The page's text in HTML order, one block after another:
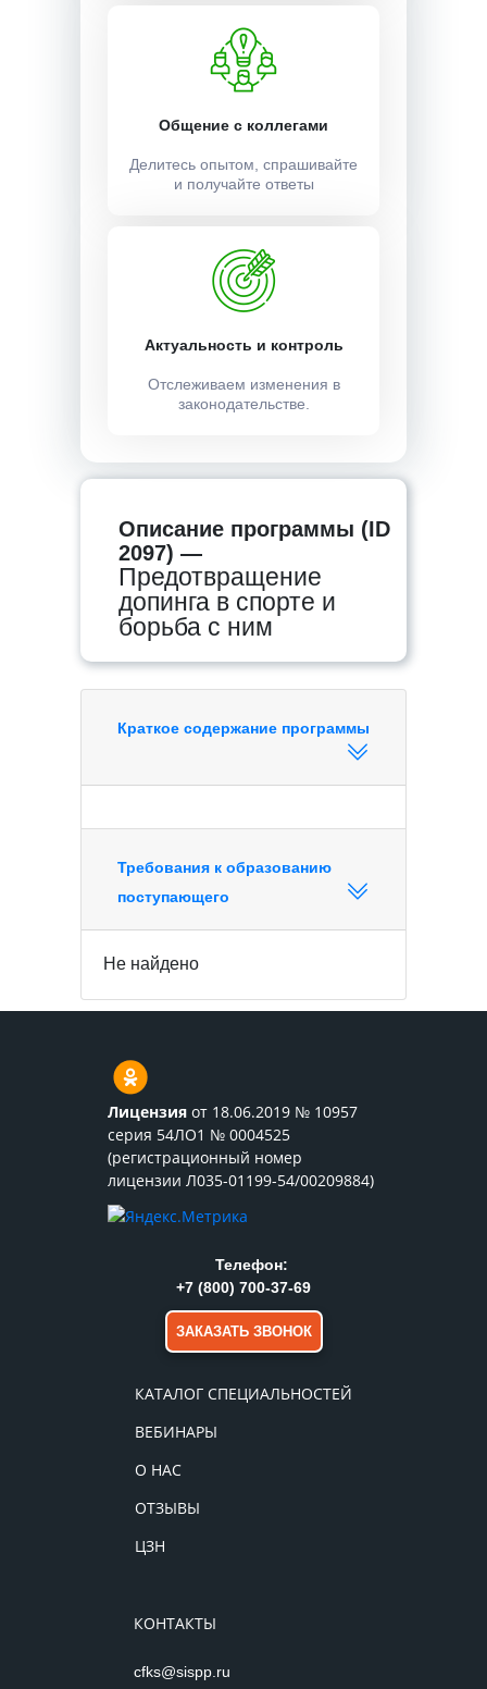
Общение с коллегами
Делитесь опытом, спрашивайте
и получайте ответы
Актуальность и контроль
Отслеживаем изменения в
законодательстве.
Описание программы (ID
2097) —
Предотвращение
допинга в спорте и
борьба с ним
Краткое содержание программы
Требования к образованию
поступающего
Не найдено
Лицензия от 18.06.2019 № 10957
серия 54ЛО1 № 0004525
(регистрационный номер
лицензии Л035-01199-54/00209884)
КАТАЛОГ СПЕЦИАЛЬНОСТЕЙ
ВЕБИНАРЫ
О НАС
ОТЗЫВЫ
ЦЗН
КОНТАКТЫ
cfks@sispp.ru
Телефон:
+7 (800) 700-37-69
ЗАКАЗАТЬ ЗВОНОК